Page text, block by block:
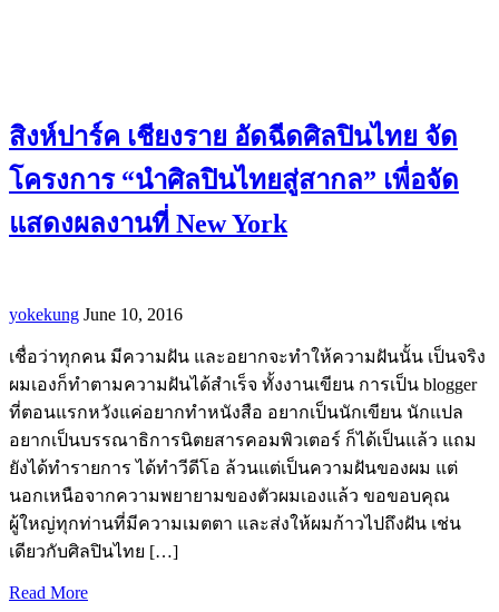
สิงห์ปาร์ค เชียงราย อัดฉีดศิลปินไทย จัด
โครงการ “นำศิลปินไทยสู่สากล” เพื่อจัด
แสดงผลงานที่ New York
yokekung June 10, 2016
เชื่อว่าทุกคน มีความฝัน และอยากจะทำให้ความฝันนั้น เป็นจริง
ผมเองก็ทำตามความฝันได้สำเร็จ ทั้งงานเขียน การเป็น blogger
ที่ตอนแรกหวังแค่อยากทำหนังสือ อยากเป็นนักเขียน นักแปล
อยากเป็นบรรณาธิการนิตยสารคอมพิวเตอร์ ก็ได้เป็นแล้ว แถม
ยังได้ทำรายการ ได้ทำวีดีโอ ล้วนแต่เป็นความฝันของผม แต่
นอกเหนือจากความพยายามของตัวผมเองแล้ว ขอขอบคุณ
ผู้ใหญ่ทุกท่านที่มีความเมตตา และส่งให้ผมก้าวไปถึงฝัน เช่น
เดียวกับศิลปินไทย […]
Read More